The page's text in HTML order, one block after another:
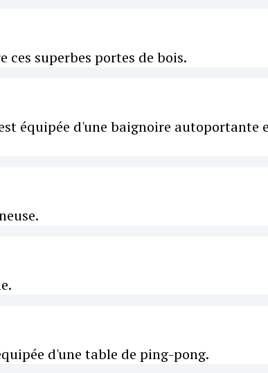
ces superbes portes de bois.
équipée d'une baignoire autoportante
d'une table de ping-pong.